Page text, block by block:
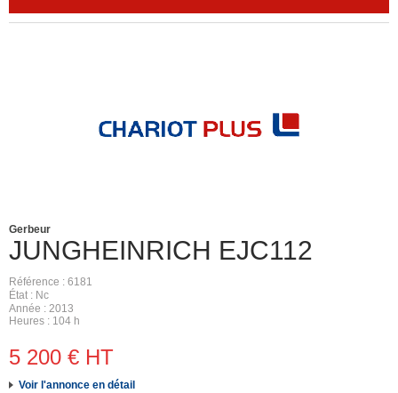
JUNGHEINRICH EJC112
Gerbeur
Référence
6181
État
Nc
Année
2013
Heures
104 h
5 200 € HT
Voir l'annonce en détail